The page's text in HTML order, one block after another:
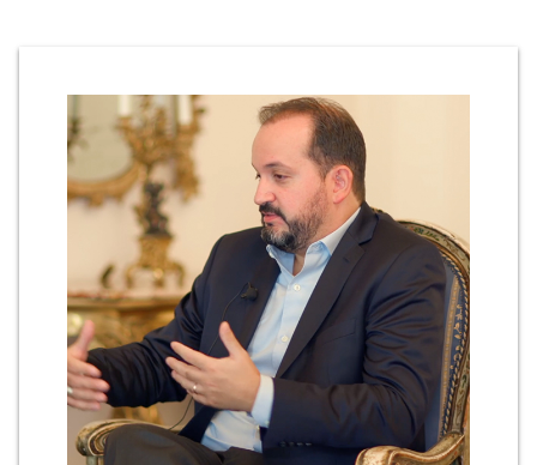
sto tentando di darvi una guida da concretizzare nell’ambiente,
sia una situazione pastorale, un impegno civico...”
Quando Chiara ha seguito Francesco, era una giovane donna
che riconosceva che i frati stavano tentando di aiutare la gente
comune a capire il senso del Vangelo. Possiamo darlo per
scontato dato che viviamo in una società alfabetizzata, ma la
gente della società di allora era analfabeta. Non avevano i
mezzi per comprendere le parole stesse del Vangelo. Questo era
quello che Francesco dava loro. Faceva brevi sermoni, pratici,